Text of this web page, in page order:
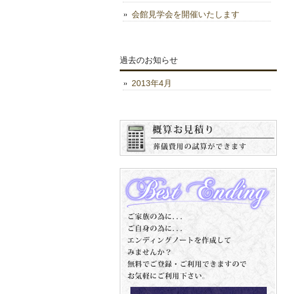
会館見学会を開催いたします
過去のお知らせ
2013年4月